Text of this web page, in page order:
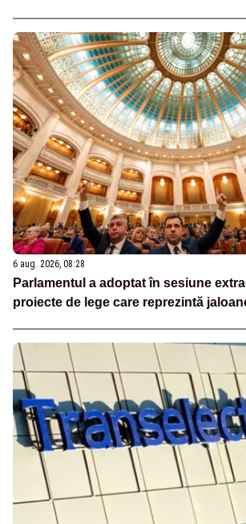
6 aug. 2026, 08:28
Parlamentul a adoptat în sesiune
proiecte de lege care reprezintă